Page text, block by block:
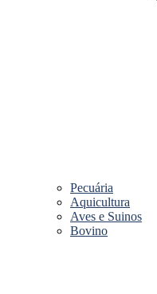
Pecuária
Aquicultura
Aves e Suinos
Bovino